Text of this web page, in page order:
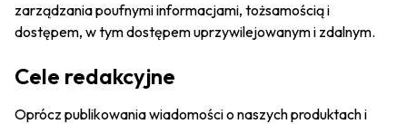
zarządzania poufnymi informacjami, tożsamością i
dostępem, w tym dostępem uprzywilejowanym i zdalnym.
Cele redakcyjne
Oprócz publikowania wiadomości o naszych produktach i